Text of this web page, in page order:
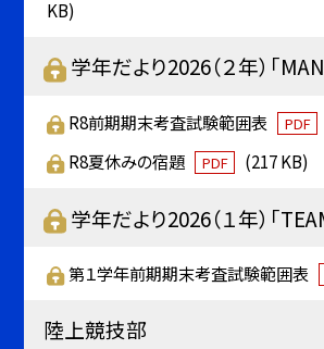
KB)
学年だより2026（２年）「
R8前期期末考査試験範囲表 PDF
R8夏休みの宿題
PDF (217 KB)
学年だより2026（１年）「
第１学年前期期末考査試験範囲表
陸上競技部